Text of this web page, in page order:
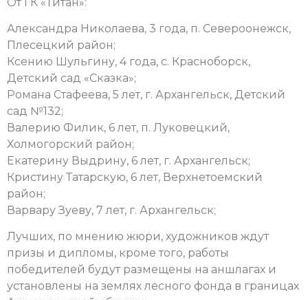
Александра Николаева, 3 года, п. Североонежск,
Плесецкий район;
Ксению Шульгину, 4 года, с. Красноборск,
Детский сад «Сказка»;
Романа Стафеева, 5 лет, г. Архангельск, Детский
сад №132;
Валерию Филик, 6 лет, п. Луковецкий,
Холмогорский район;
Екатерину Выдрину, 6 лет, г. Архангельск;
Кристину Татарскую, 6 лет, Верхнетоемский
район;
Варвару Зуеву, 7 лет, г. Архангельск;
Лучших, по мнению жюри, художников ждут
призы и дипломы, кроме того, работы
победителей будут размещены на аншлагах и
установлены на землях лесного фонда в границах